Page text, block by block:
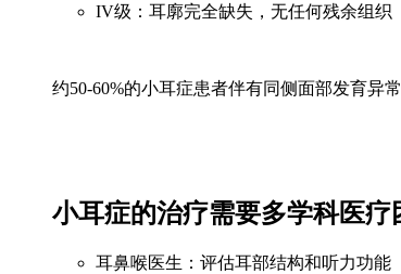
IV级：耳廓完全缺失，无任何残余组织
约50-60%的小耳症患者伴有同侧面部发育异
小耳症的治疗需要多学科医疗
耳鼻喉医生：评估耳部结构和听力功能